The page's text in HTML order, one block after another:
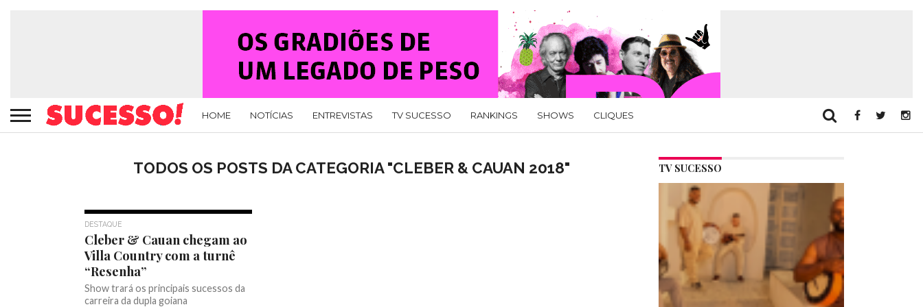
HOME NOTÍCIAS ENTREVISTAS TV SUCESSO RANKINGS SHOWS CLIQUES
TODOS OS POSTS DA CATEGORIA "CLEBER & CAUAN 2018"
DESTAQUE
Cleber & Cauan chegam ao
Villa Country com a turnê
“Resenha”
Show trará os principais sucessos da
carreira da dupla goiana
TV SUCESSO